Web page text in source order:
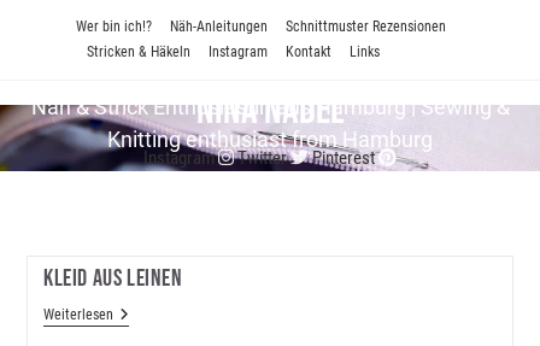
Wer bin ich!? Näh-Anleitungen
Schnittmuster Rezensionen
Stricken & Häkeln
Instagram Kontakt Links
Nina Nadel
Näh & Strick En­thu­si­as­tin aus Hamburg | Sewing &
Knitting enthusiast from Hamburg
Instagram Twitter Pinterest
Kleid Aus Leinen
WeiterlesenKleid